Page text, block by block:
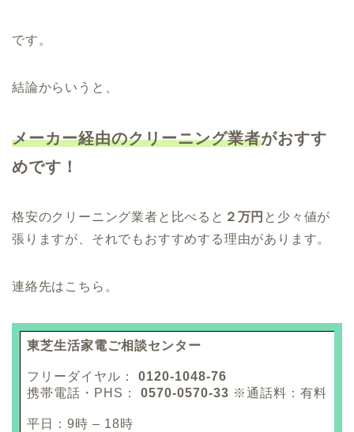
です。
結論からいうと、
メーカー経由のクリーニング業者がおすす
めです！
格安のクリーニング業者と比べると ２万円 と少々値が
張りますが、それでもおすすめする理由があります。
連絡先はこちら。
東芝生活家電ご相談センター
フリーダイヤル： 0120-1048-76
携帯電話・PHS： 0570-0570-33 ※通話料：有料
平日：9時 – 18時